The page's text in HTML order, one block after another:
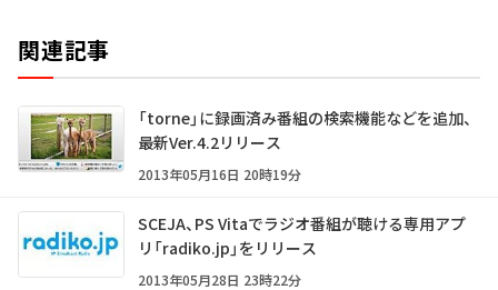
関連記事
「torne」に録画済み番組の検索機能などを追加、
最新Ver.4.2リリース
2013年05月16日 20時19分
SCEJA、PS Vitaでラジオ番組が聴ける専用アプ
リ「radiko.jp」をリリース
2013年05月28日 23時22分